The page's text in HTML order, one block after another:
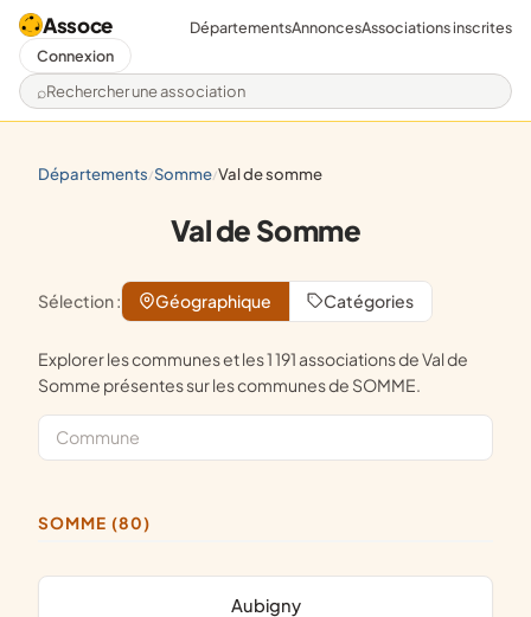
Assoce
Rechercher une association
DépartementsAnnoncesAssociations inscrites
Connexion
départements/ somme/ val de somme
Val de Somme
Sélection : Géographique Catégories
Explorer les communes et les 1 191 associations de Val de
Somme présentes sur les communes de SOMME.
SOMME (80)
Aubigny